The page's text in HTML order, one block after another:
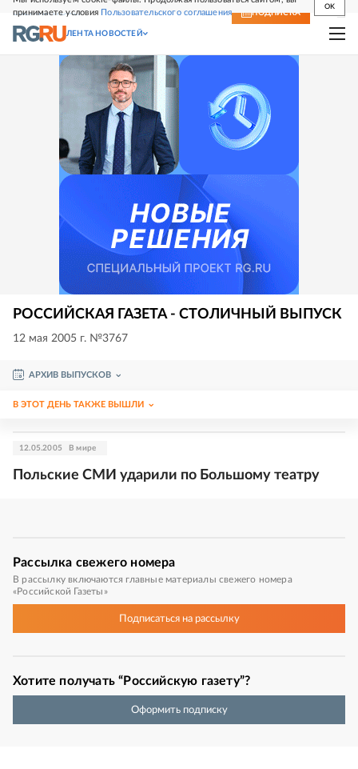
принимаете условия Пользовательского соглашения
OK
СВЕЖИЙ НОМЕР ПОДПИСКА
ЛЕНТА НОВОСТЕЙ
РОССИЙСКАЯ ГАЗЕТА - СТОЛИЧНЫЙ ВЫПУСК
12 мая 2005 г. №3767
АРХИВ ВЫПУСКОВ
В ЭТОТ ДЕНЬ ТАКЖЕ ВЫШЛИ
12.05.2005 В мире
Польские СМИ ударили по Большому театру
Рассылка свежего номера
В рассылку включаются главные материалы свежего номера
«Российской Газеты»
Подписатьсяна рассылку
Хотите получать “Российскую газету”?
Оформить подписку